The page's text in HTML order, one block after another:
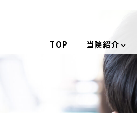
TOP 当院紹介